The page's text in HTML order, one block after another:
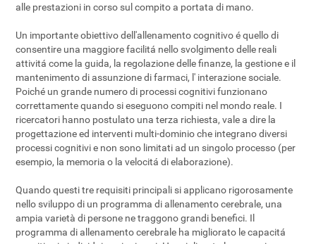
alle prestazioni in corso sul compito a portata di mano.
Un importante obiettivo dell'allenamento cognitivo é quello di
consentire una maggiore facilitá nello svolgimento delle reali
attivitá come la guida, la regolazione delle finanze, la gestione e il
mantenimento di assunzione di farmaci, l' interazione sociale.
Poiché un grande numero di processi cognitivi funzionano
correttamente quando si eseguono compiti nel mondo reale. I
ricercatori hanno postulato una terza richiesta, vale a dire la
progettazione ed interventi multi-dominio che integrano diversi
processi cognitivi e non sono limitati ad un singolo processo (per
esempio, la memoria o la velocitá di elaborazione).
Quando questi tre requisiti principali si applicano rigorosamente
nello sviluppo di un programma di allenamento cerebrale, una
ampia varietà di persone ne traggono grandi benefici. Il
programma di allenamento cerebrale ha migliorato le capacitá